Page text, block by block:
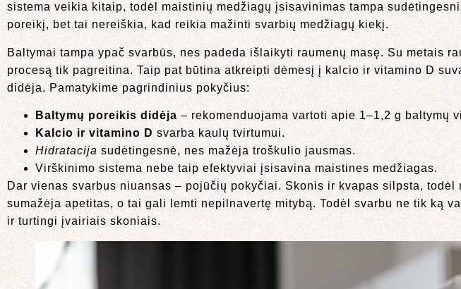
sistema veikia kitaip, todėl maistinių medžiagų įsisavinimas tampa
poreikį, bet tai nereiškia, kad reikia mažinti svarbių medžiagų kiekį.
Baltymai tampa ypač svarbūs, nes padeda išlaikyti raumenų masę. Su metais
procesą tik pagreitina. Taip pat būtina atkreipti dėmesį į kalcio ir vitamino D
didėja. Pamatykime pagrindinius pokyčius:
Baltymų poreikis didėja – rekomenduojama vartoti apie 1–1,2 g baltymų
Kalcio ir vitamino D svarba kaulų tvirtumui.
Hidratacija sudėtingesnė, nes mažėja troškulio jausmas.
Virškinimo sistema nebe taip efektyviai įsisavina maistines medžiagas.
Dar vienas svarbus niuansas – pojūčių pokyčiai. Skonis ir kvapas silpsta,
sumažėja apetitas, o tai gali lemti nepilnavertę mitybą. Todėl svarbu ne tik ką
ir turtingi įvairiais skoniais.